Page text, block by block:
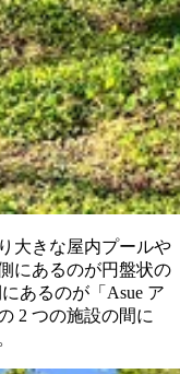
大きな屋内プールや
にあるのが円盤状の
あるのが「Asue ア
2 つの施設の間に